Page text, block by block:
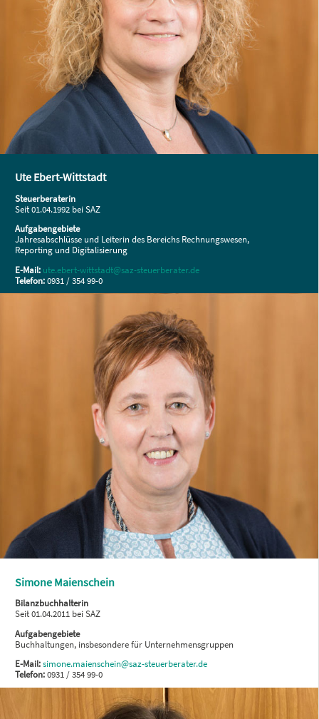
Ute Ebert-Wittstadt
Steuerberaterin
Seit 01.04.1992 bei SAZ
Aufgabengebiete
Jahresabschlüsse und Leiterin des Bereichs Rechnungswesen,
Reporting und Digitalisierung
E-Mail: ute.ebert-wittstadt@saz-steuerberater.de
Telefon: 0931 / 354 99-0
Simone Maienschein
Bilanzbuchhalterin
Seit 01.04.2011 bei SAZ
Aufgabengebiete
Buchhaltungen, insbesondere für Unternehmensgruppen
E-Mail: simone.maienschein@saz-steuerberater.de
Telefon: 0931 / 354 99-0